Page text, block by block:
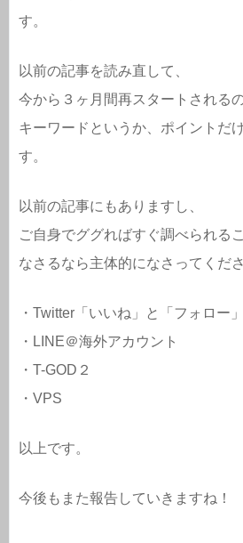
す。
以前の記事を読み直して、
今から３ヶ月間再スタートされる
キーワードというか、ポイントだ
す。
以前の記事にもありますし、
ご自身でググればすぐ調べられる
なさるなら主体的になさってくださ
・Twitter「いいね」と「フォロー」
・LINE＠海外アカウント
・T-GOD２
・VPS
以上です。
今後もまた報告していきますね！